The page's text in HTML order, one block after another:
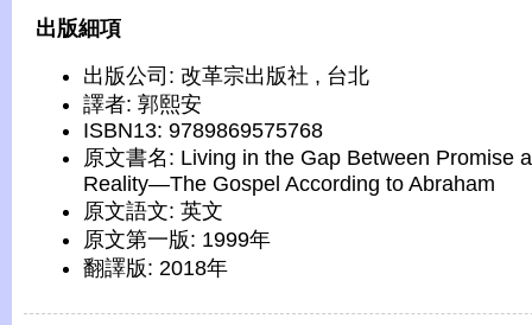
出版細項
出版公司: 改革宗出版社 , 台北
譯者: 郭熙安
ISBN13: 9789869575768
原文書名: Living in the Gap Between Promise
Reality—The Gospel According to Abraham
原文語文: 英文
原文第一版: 1999年
翻譯版: 2018年